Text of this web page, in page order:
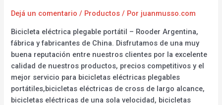
Dejá un comentario / Productos / Por juanmusso.com
Bicicleta eléctrica plegable portátil – Rooder Argentina,
fábrica y fabricantes de China. Disfrutamos de una muy
buena reputación entre nuestros clientes por la excelente
calidad de nuestros productos, precios competitivos y el
mejor servicio para bicicletas eléctricas plegables
portátiles,bicicletas eléctricas de cross de largo alcance,
bicicletas eléctricas de una sola velocidad, bicicletas